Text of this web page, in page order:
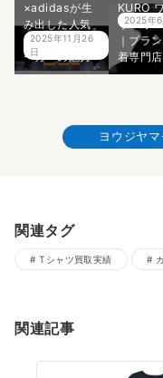
×adidasが生
み出した人気
モデル・スニ
ーカーの魅力
2025年11月26
日
KURO
リー ク
｜ブラ
着専門
2025年6
ヨウジヤ
関連タグ
Tシャツ買取実績
関連記事